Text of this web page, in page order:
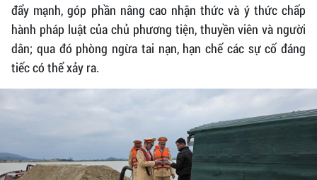
đẩy mạnh, góp phần nâng cao nhận thức và ý thức chấp
hành pháp luật của chủ phương tiện, thuyền viên và người
dân; qua đó phòng ngừa tai nạn, hạn chế các sự cố đáng
tiếc có thể xảy ra.